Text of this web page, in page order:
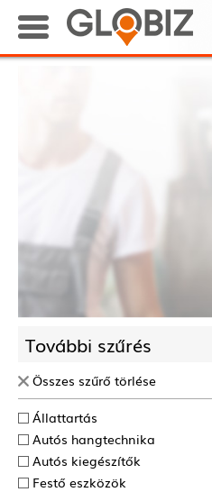
További szűrés
Összes szűrő törlése
Állattartás
Autós hangtechnika
Autós kiegészítők
Festő eszközök